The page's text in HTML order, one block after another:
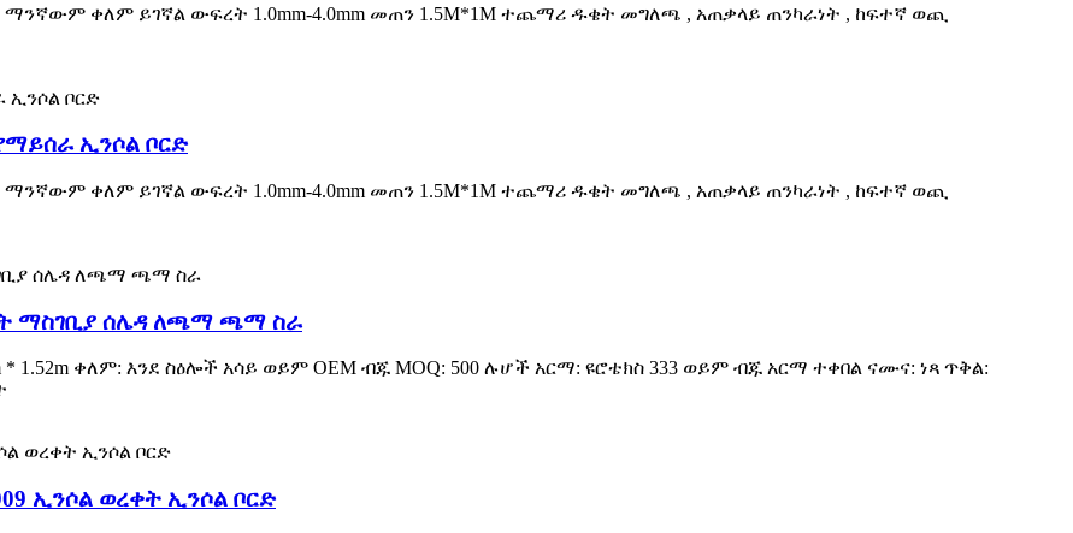
ቀለም ይገኛል ውፍረት 1.0mm-4.0mm መጠን 1.5M*1M ተጨማሪ ዱቄት መግለጫ , አጠቃላይ ጠንካራነት , ከፍተኛ ወጪ
ኢንሶል ቦርድ
ቀለም ይገኛል ውፍረት 1.0mm-4.0mm መጠን 1.5M*1M ተጨማሪ ዱቄት መግለጫ , አጠቃላይ ጠንካራነት , ከፍተኛ ወጪ
ማስገቢያ ሰሌዳ ለጫማ ጫማ ስራ
* 1.52m ቀለም: እንደ ስዕሎች አሳይ ወይም OEM ብጁ MOQ: 500 ሉሆች አርማ: ዩሮቴክስ 333 ወይም ብጁ አርማ ተቀበል ናሙና: ነጻ ጥቅል:
ኢንሶል ወረቀት ኢንሶል ቦርድ